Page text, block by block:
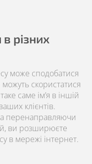
різних
може сподобатися
скористатися
саме ім’я в іншій
клієнтів.
перенаправляючи
ви розширюєте
в мережі інтернет.